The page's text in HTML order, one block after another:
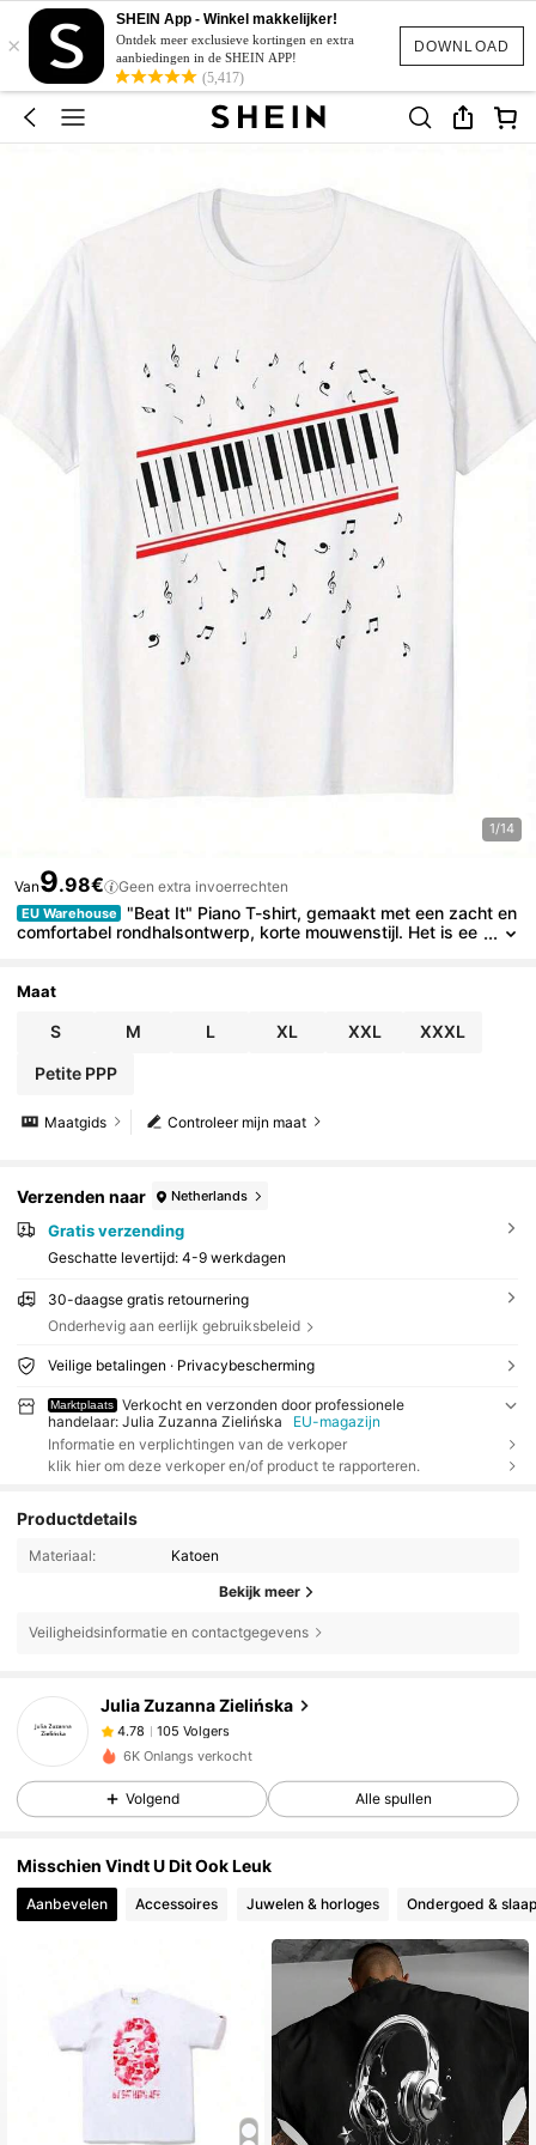
DOWNLOAD
×
SHEIN App - Winkel makkelijker!
Ontdek meer exclusieve kortingen en extra
aanbiedingen in de SHEIN APP!
(5,417)
1/14
Van9.98€ Geen extra invoerrechten
EU Warehouse
"Beat It" Piano T-shirt, gemaakt met een zacht en
comfortabel rondhalsontwerp, korte mouwenstijl. Het is ee
Maat
S M L XL XXL XXXL
Petite PPP
Controleer mijn maat
Maatgids
Verzenden naar Netherlands
Gratis verzending
Geschatte levertijd: 4-9 werkdagen
30-daagse gratis retournering
Onderhevig aan eerlijk gebruiksbeleid
Veilige betalingen · Privacybescherming
Marktplaats
Verkocht en verzonden door professionele
handelaar: Julia Zuzanna Zielińska
EU-magazijn
Informatie en verplichtingen van de verkoper
klik hier om deze verkoper en/of product te rapporteren.
Productdetails
Materiaal: Katoen
Bekijk meer
Veiligheidsinformatie en contactgegevens
Julia Zuzanna Zielińska
4.78 105 Volgers
4.78 105 Volgers
4.78 105 Volgers
4.78 105 Volgers
4.78 105 Volgers
6K Onlangs verkocht
Volgend Alle spullen
Misschien Vindt U Dit Ook Leuk
Aanbevelen Accessoires Juwelen & horloges Ondergoed &